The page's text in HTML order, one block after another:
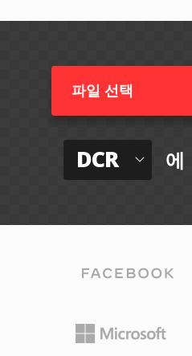
파일 선택
DCR 에